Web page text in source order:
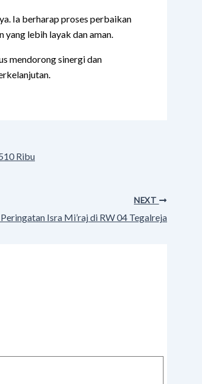
Ia berharap proses perbaikan
lebih layak dan aman.
mendorong sinergi dan
Ribu
NEXT
Isra Mi’raj di RW 04 Tegalreja